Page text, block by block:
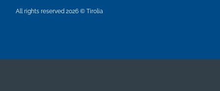
All rights reserved 2026 © Tirolia